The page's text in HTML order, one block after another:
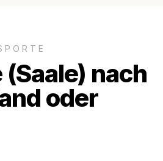
(Saale) nach
oder